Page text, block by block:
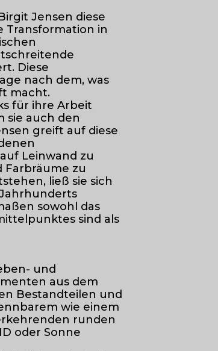
Jensen diese
Transformation in
Diese
nach dem, was
macht.
für ihre Arbeit
sie auch den
greift auf diese
Leinwand zu
Farbräume zu
ließ sie sich
sowohl das
sind als
und
aus dem
Bestandteilen und
wie einem
runden
oder Sonne